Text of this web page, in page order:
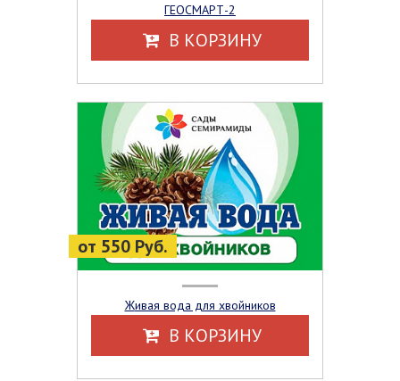
ГЕОСМАРТ-2
В КОРЗИНУ
от 550 Руб.
Живая вода для хвойников
В КОРЗИНУ